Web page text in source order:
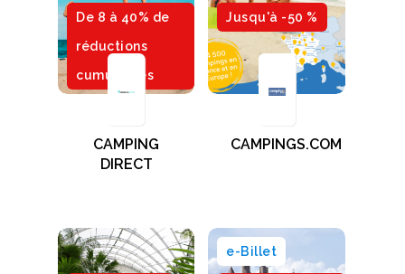
De 8 à 40% de
réductions
cumulables
CAMPING
DIRECT
Jusqu'à -50 %
CAMPINGS.COM
e-Billet